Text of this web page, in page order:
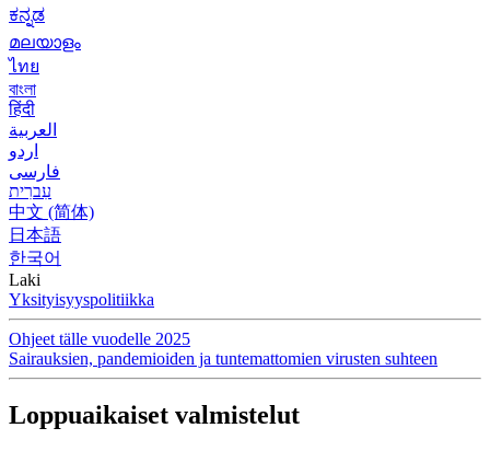
ಕನ್ನಡ
മലയാളം
ไทย
বাংলা
हिंदी
العربية
اردو
فارسی
עִברִית
中文 (简体)
日本語
한국어
Laki
Yksityisyyspolitiikka
Ohjeet tälle vuodelle 2025
Sairauksien, pandemioiden ja tuntemattomien virusten suhteen
Loppuaikaiset valmistelut